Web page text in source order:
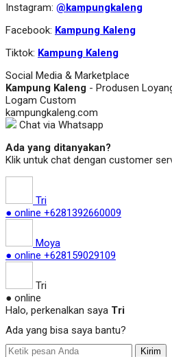
Instagram: @kampungkaleng
Facebook: Kampung Kaleng
Tiktok: Kampung Kaleng
Social Media & Marketplace
Kampung Kaleng - Produsen
Logam Custom
kampungkaleng.com
Chat via Whatsapp
Ada yang ditanyakan?
Klik untuk chat dengan customer
Tri
● online +6281392660009
Moya
● online +628159029109
Tri
● online
Halo, perkenalkan saya Tri
Ada yang bisa saya bantu?
Kirim